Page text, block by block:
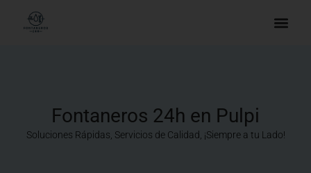
Fontaneros 24h en Pulpi
Soluciones Rápidas, Servicios de Calidad, ¡Siempre a tu Lado!